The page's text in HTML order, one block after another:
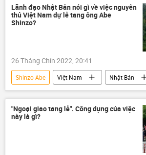
Nhật Bản
Việt Nam
Chính trị
Thế giới
Lãnh đạo Nhật Bản nói gì về việc nguyên
thủ Việt Nam dự lễ tang ông Abe
Shinzo?
26 Tháng Chín 2022, 20:41
Shinzo Abe Việt Nam
Nhật Bản
tang lễ
Vụ ám sát cựu Thủ tướng Nhật Bản Shinzo Abe
Nguyễn Xuân Phúc
"Ngoại giao tang lễ". Công dụng của việc
này là gì?